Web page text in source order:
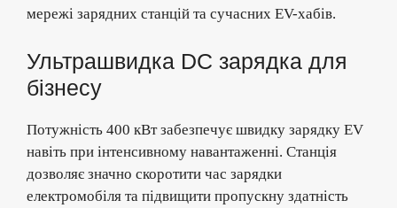
мережі зарядних станцій та сучасних EV-хабів.
Ультрашвидка DC зарядка для
бізнесу
Потужність 400 кВт забезпечує швидку зарядку EV
навіть при інтенсивному навантаженні. Станція
дозволяє значно скоротити час зарядки
електромобіля та підвищити пропускну здатність